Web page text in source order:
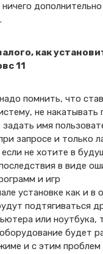
как
11
помнить, что
не накатывать
имя
запросе и только
не хотите в
в виде
и игр
установке как и в
подтягиваться
или ноутбука,
будет
и с этим проблем